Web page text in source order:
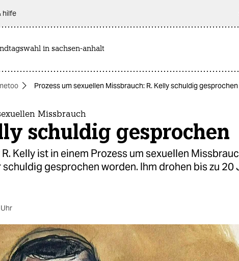
hilfe
in sachsen-anhalt
Prozess um sexuellen Missbrauch: R. Kelly schuldig gesprochen
Missbrauch
schuldig gesprochen
Kelly ist in einem Prozess um sexuellen
schuldig gesprochen worden. Ihm drohen bis zu 20